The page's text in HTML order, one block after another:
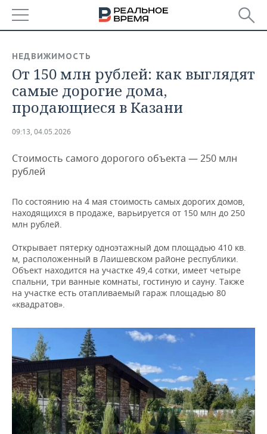
БАШКОРТОСТАН
ТАТАРСТАН
НОВОСТИ
АНАЛИТИКА
ДЕКЛАРАЦИИ О ДОХОДАХ
КОРОЛИ ГОСЗАКАЗА ПФО
ВУЗЫ ТАТАРСТАНА
ТОРГОВЫЕ ЦЕНТРЫ
ТАТАРСТАНА
НОВОСТИ ЭКОНОМИКИ
ФИНАНСЫ
БАНКИ
ИНВЕСТИЦИИ
ПРОМЫШЛЕННОСТЬ
НОВОСТИ
АГРОПРОМ
МАШИНОСТРОЕНИЕ
НЕФТЕХИМИЯ
НЕФТЬ
ОПК
ЭНЕРГЕТИКА
НЕДВИЖИМОСТЬ
НОВОСТИ НЕДВИЖИМОСТИ
АВТО
НОВОСТИ БИЗНЕСА
РОЗНИЧНАЯ ТОРГОВЛЯ
УСЛУГИ
ТЕХНОЛОГИИ
НОВОСТИ ТЕХНОЛОГИЙ
МЕДИА
ТЕЛЕКОММУНИКАЦИИ
МЕРОПРИЯТИЯ
ВЫЕЗДНАЯ РЕДАКЦИЯ
БИЗНЕС-БРАНЧИ
ONLINE-КОНФЕРЕНЦИИ
ОТКРЫТАЯ ЛЕКЦИЯ
НОВОСТИ СПОРТА
ФУТБОЛ
ХОККЕЙ
БАСКЕТБОЛ
ОБЩЕСТВО
НОВОСТИ ОБЩЕСТВА
ВЛАСТЬ
ИНФРАСТРУКТУРА
ФОТОГАЛЕРЕЯ
СЮЖЕТЫ
СПРАВОЧНИК
НЕДВИЖИМОСТЬ
От 150 млн рублей: как выглядят
самые дорогие дома,
продающиеся в Казани
09:13, 04.05.2026
Стоимость самого дорогого объекта — 250 млн
рублей
По состоянию на 4 мая стоимость самых дорогих домов,
находящихся в продаже, варьируется от 150 млн до 250
млн рублей.
Открывает пятерку одноэтажный дом площадью 410 кв.
м, расположенный в Лаишевском районе республики.
Объект находится на участке 49,4 сотки, имеет четыре
спальни, три ванные комнаты, гостиную и сауну. Также
на участке есть отапливаемый гараж площадью 80
«квадратов».